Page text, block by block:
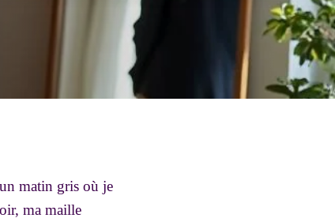
matin gris où je
ma maille